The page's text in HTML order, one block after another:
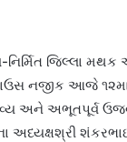
જિલ્લા મથક
નજીક આજે
ભવ્ય અને અભૂતપૂર્વ
અધ્યક્ષશ્રી